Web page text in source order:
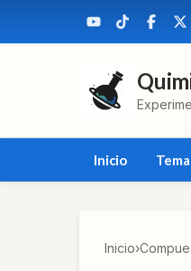
Inicio
Inicio›